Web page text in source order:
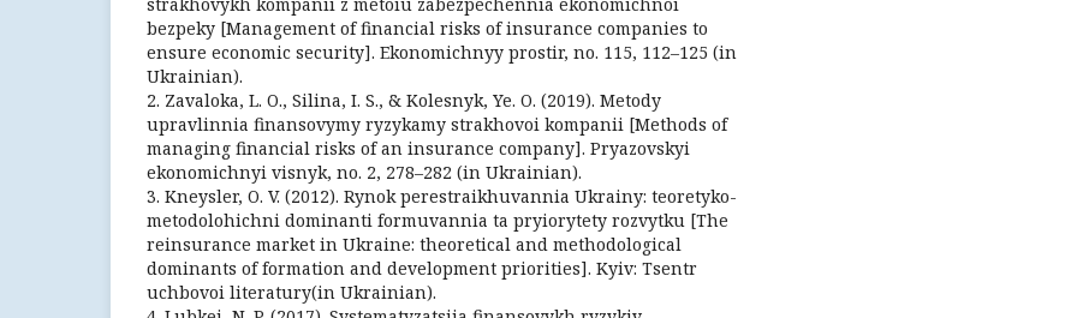
bezpeky [Management of financial risks of insurance companies to
ensure economic security]. Ekonomichnyy prostir, no. 115, 112–125 (in
Ukrainian).
2. Zavaloka, L. O., Silina, I. S., & Kolesnyk, Ye. O. (2019). Metody
upravlinnia finansovymy ryzykamy strakhovoi kompanii [Methods of
managing financial risks of an insurance company]. Pryazovskyi
ekonomichnyi visnyk, no. 2, 278–282 (in Ukrainian).
3. Kneysler, O. V. (2012). Rynok perestraikhuvannia Ukrainy: teoretyko-
metodolohichni dominanti formuvannia ta pryiorytety rozvytku [The
reinsurance market in Ukraine: theoretical and methodological
dominants of formation and development priorities]. Kyiv: Tsentr
uchbovoi literatury(in Ukrainian).